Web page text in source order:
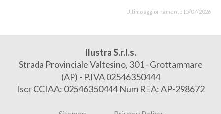
Ultimo aggiornamento 15/07/2026
Ilustra S.r.l.s.
Strada Provinciale Valtesino, 301 - Grottammare
(AP) - P.IVA 02546350444
Iscr CCIAA: 02546350444 Num REA: AP-298672